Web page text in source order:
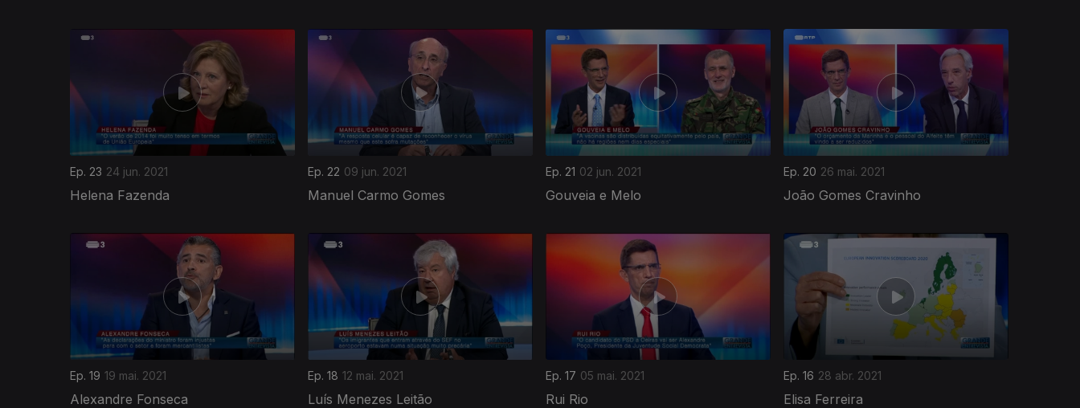
Ep. 23 24 jun. 2021
Helena Fazenda
Ep. 22 09 jun. 2021
Manuel Carmo Gomes
Ep. 21 02 jun. 2021
Gouveia e Melo
Ep. 20 26 mai. 2021
João Gomes Cravinho
Ep. 19 19 mai. 2021
Alexandre Fonseca
Ep. 18 12 mai. 2021
Luís Menezes Leitão
Ep. 17 05 mai. 2021
Rui Rio
Ep. 16 28 abr. 2021
Elisa Ferreira